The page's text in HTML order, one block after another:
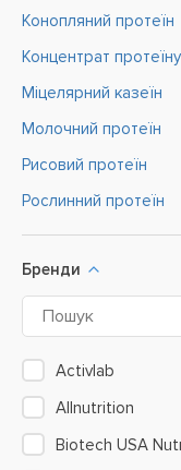
Конопляний протеїн
Концентрат протеїну
Міцелярний казеїн
Молочний протеїн
Рисовий протеїн
Рослинний протеїн
Сироватковий
Соєвий протеїн
Яєчний протеїн
Бренди
Activlab
Allnutrition
Biotech USA